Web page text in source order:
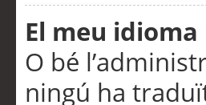
El meu
O bé
ningú ha